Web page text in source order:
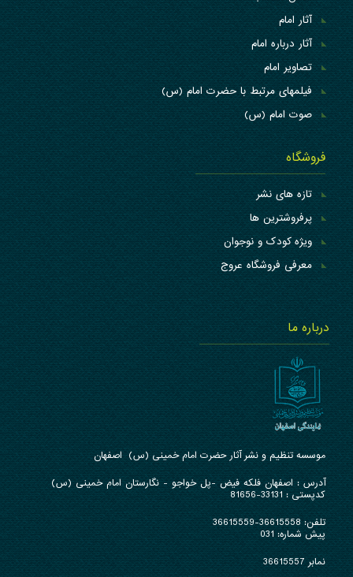
آثار امام
آثار درباره امام
تصاویر امام
فیلمهای مرتبط با حضرت امام (س)
صوت امام (س)
فروشگاه
تازه های نشر
پرفروشترین ها
ویژه کودک و نوجوان
معرفی فروشگاه عروج
درباره ما
موسسه تنظیم و نشر آثار حضرت امام خمینی (س) اصفهان
آدرس : اصفهان فلکه فیض -پل خواجو - نگارستان امام خمینی (س)
کدپستی : 33131-81656
تلفن: 36615558-36615559
پیش شماره: 031
نمابر 36615557